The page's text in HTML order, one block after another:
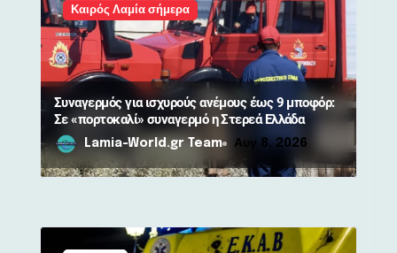
ρ
ω
ν
Καιρός Λαμία σήμερα
Συναγερμός για ισχυρούς ανέμους έως 9 μποφόρ:
Σε «πορτοκαλί» συναγερμό η Στερεά Ελλάδα
Lamia-World.gr Team Αυγ 8, 2026